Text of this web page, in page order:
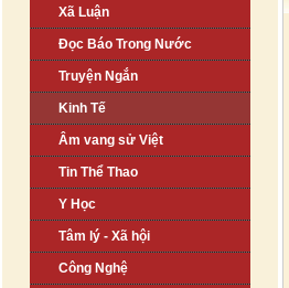
Xã Luận
Đọc Báo Trong Nước
Truyện Ngắn
Kinh Tế
Âm vang sử Việt
Tin Thể Thao
Y Học
Tâm lý - Xã hội
Công Nghệ